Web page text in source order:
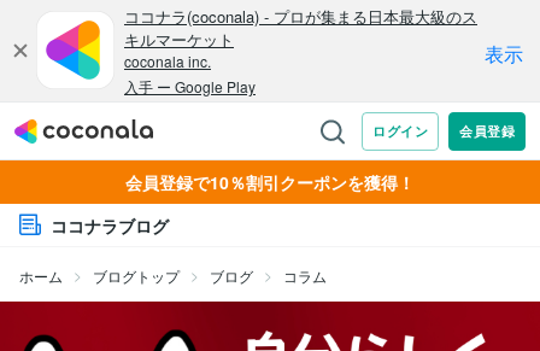
会員登録で10％割引クーポンを獲得！
ココナラブログ
ホーム ブログトップ ブログ コラム